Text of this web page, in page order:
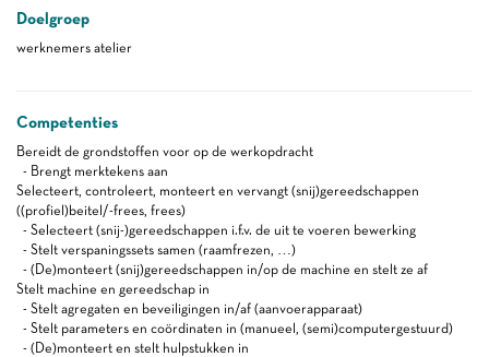
Doelgroep
werknemers atelier
Competenties
Bereidt de grondstoffen voor op de werkopdracht
- Brengt merktekens aan
Selecteert, controleert, monteert en vervangt (snij)gereedschappen
((profiel)beitel/-frees, frees)
- Selecteert (snij-)gereedschappen i.f.v. de uit te voeren bewerking
- Stelt verspaningssets samen (raamfrezen, …)
- (De)monteert (snij)gereedschappen in/op de machine en stelt ze af
Stelt machine en gereedschap in
- Stelt agregaten en beveiligingen in/af (aanvoerapparaat)
- Stelt parameters en coördinaten in (manueel, (semi)computergestuurd)
- (De)monteert en stelt hulpstukken in